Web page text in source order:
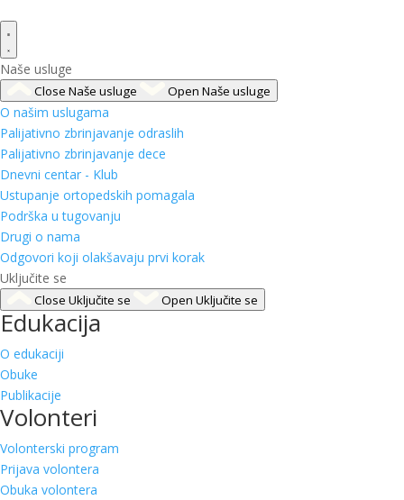
Naše usluge
Close Naše usluge Open Naše usluge
O našim uslugama
Palijativno zbrinjavanje odraslih
Palijativno zbrinjavanje dece
Dnevni centar - Klub
Ustupanje ortopedskih pomagala
Podrška u tugovanju
Drugi o nama
Odgovori koji olakšavaju prvi korak
Uključite se
Close Uključite se Open Uključite se
Edukacija
O edukaciji
Obuke
Publikacije
Volonteri
Volonterski program
Prijava volontera
Obuka volontera